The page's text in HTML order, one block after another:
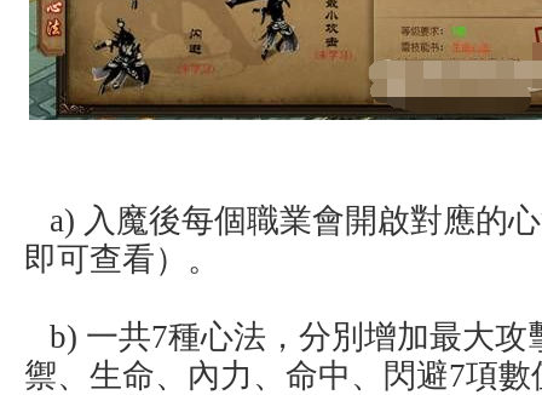
a) 入魔後每個職業會開啟對應的
即可查看）。
b) 一共7種心法，分別增加最大攻
禦、生命、內力、命中、閃避7項數